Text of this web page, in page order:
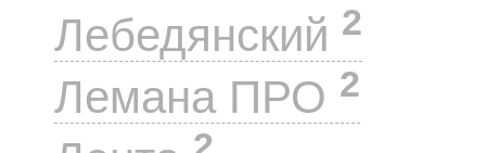
Лебедянский 2
Лемана ПРО 2